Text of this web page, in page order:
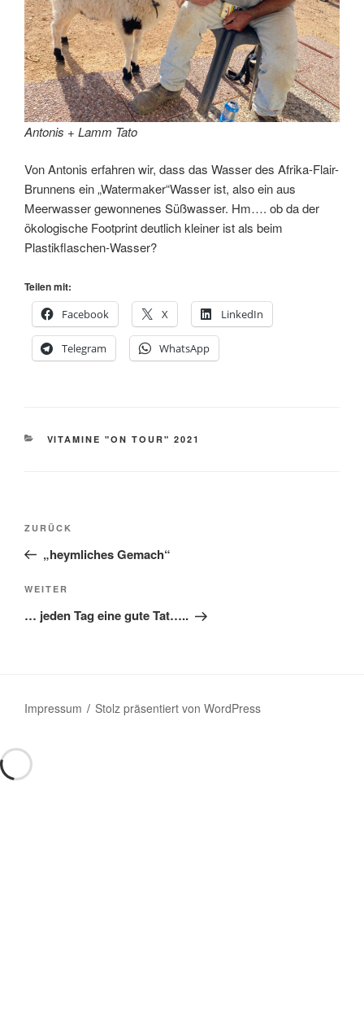
Antonis + Lamm Tato
Von Antonis erfahren wir, dass das Wasser des Afrika-Flair-
Brunnens ein „Watermaker“Wasser ist, also ein aus
Meerwasser gewonnenes Süßwasser. Hm…. ob da der
ökologische Footprint deutlich kleiner ist als beim
Plastikflaschen-Wasser?
Teilen mit:
Facebook
X LinkedIn
Telegram WhatsApp
KATEGORIEN
VITAMINE "ON TOUR" 2021
Beitragsnavigation
Vorheriger
Beitrag
ZURÜCK
„heymliches Gemach“
Nächster
Beitrag
WEITER
… jeden Tag eine gute Tat…..
Impressum Stolz präsentiert von WordPress